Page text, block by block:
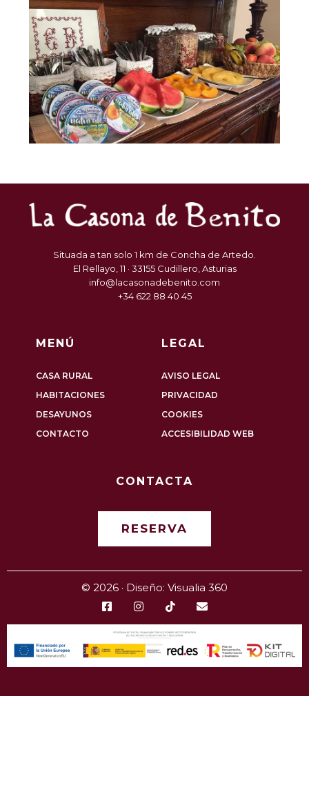
Situada a tan solo 1 km de Concha de Artedo.
El Rellayo, 11 · 33155 Cudillero, Asturias
info@lacasonadebenito.com
+34 622 88 40 45
MENÚ LEGAL
CASA RURAL
HABITACIONES
DESAYUNOS
CONTACTO
AVISO LEGAL
PRIVACIDAD
COOKIES
ACCESIBILIDAD WEB
CONTACTA
RESERVA
© 2026 · Diseño: Visualia 360